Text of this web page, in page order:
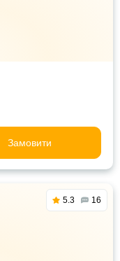
Замовити
5.3 16